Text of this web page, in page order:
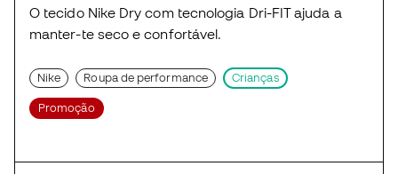
O tecido Nike Dry com tecnologia Dri-FIT ajuda a
manter-te seco e confortável.
Nike Roupa de performance Crianças
Promoção